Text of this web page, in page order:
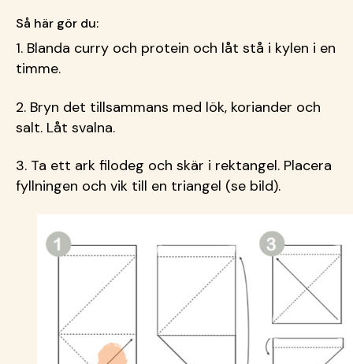
Så här gör du:
1. Blanda curry och protein och låt stå i kylen i en
timme.
2. Bryn det tillsammans med lök, koriander och
salt. Låt svalna.
3. Ta ett ark filodeg och skär i rektangel. Placera
fyllningen och vik till en triangel (se bild).